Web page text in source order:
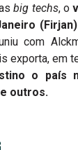
big techs, o
com
exporta, em
o país
outros.